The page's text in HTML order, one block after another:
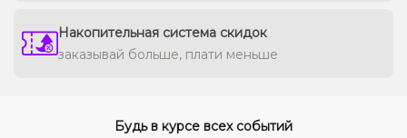
Накопительная система скидок
заказывай больше, плати меньше
Будь в курсе всех событий